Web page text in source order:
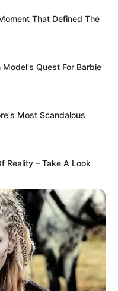
That Defined The
Quest For Barbie
Most Scandalous
Reality – Take A Look